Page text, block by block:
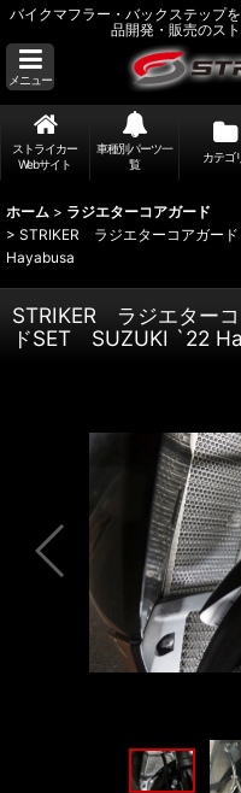
バイクマフラー・バックステップ
品開発・販売のス
メニュー
ストライカー
Webサイト
車種別パーツ一
覧
カテゴ
ホーム > ラジエターコアガード
> STRIKER ラジエターコアガー
Hayabusa
STRIKER ラジエター
ドSET SUZUKI `22